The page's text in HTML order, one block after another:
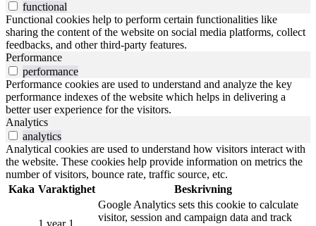
functional
Functional cookies help to perform certain functionalities like
sharing the content of the website on social media platforms, collect
feedbacks, and other third-party features.
Performance
performance
Performance cookies are used to understand and analyze the key
performance indexes of the website which helps in delivering a
better user experience for the visitors.
Analytics
analytics
Analytical cookies are used to understand how visitors interact with
the website. These cookies help provide information on metrics the
number of visitors, bounce rate, traffic source, etc.
Kaka Varaktighet Beskrivning
Google Analytics sets this cookie to calculate
visitor, session and campaign data and track